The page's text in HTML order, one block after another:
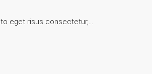
eget risus consectetur,…